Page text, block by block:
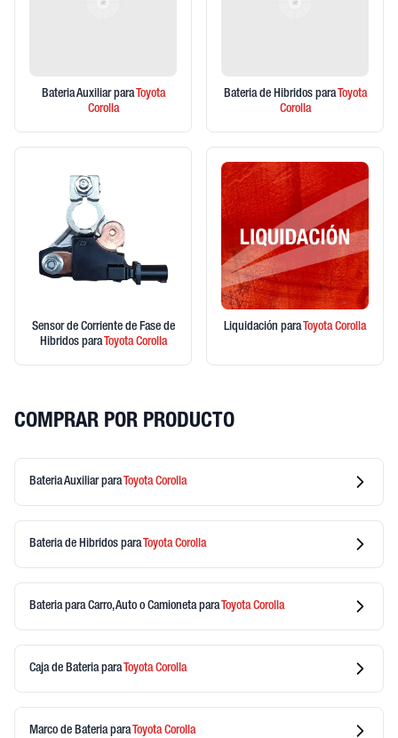
Bateria Auxiliar para Toyota
Corolla
Bateria de Hibridos para Toyota
Corolla
Sensor de Corriente de Fase de
Hibridos para ToyotaCorolla
Liquidación para ToyotaCorolla
COMPRAR POR PRODUCTO
Bateria AuxiliarparaToyotaCorolla
Bateria de Hibridos paraToyotaCorolla
Bateria para Carro, Auto o CamionetaparaToyotaCorolla
Caja de BateriaparaToyotaCorolla
Marco de BateriaparaToyotaCorolla